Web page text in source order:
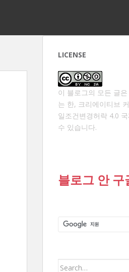
LICENSE
이 블로그의 모든 글
는 한, 크리에이티브
일조건변경허락 4.0
수 있습니다.
블로그 안 구
Search